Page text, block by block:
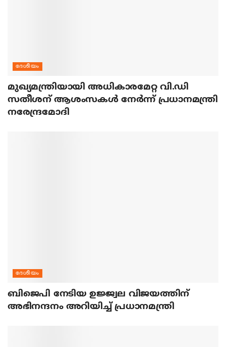
ദേശീയം
മുഖ്യമന്ത്രിയായി അധികാരമേറ്റ വി.ഡി
സതീശന് ആശംസകള്‍ നേര്‍ന്ന് പ്രധാനമന്ത്രി
നരേന്ദ്രമോദി
ദേശീയം
ബിജെപി നേടിയ ഉജ്ജ്വല വിജയത്തിന്
അഭിനന്ദനം അറിയിച്ച് പ്രധാനമന്ത്രി